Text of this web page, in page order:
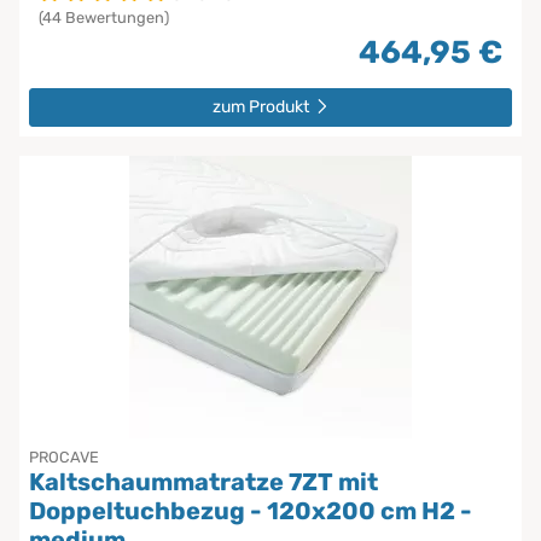
(44 Bewertungen)
464,95 €
zum Produkt
PROCAVE
Kaltschaummatratze 7ZT mit
Doppeltuchbezug - 120x200 cm H2 -